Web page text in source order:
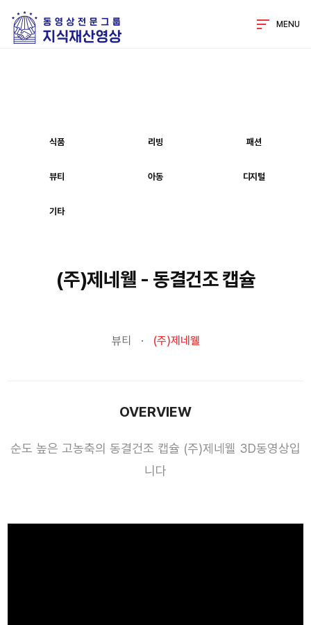
MENU
식품 리빙 패션
뷰티 아동 디지털
기타
(주)제네웰 - 동결건조 캡슐
뷰티 (주)제네웰
OVERVIEW
순도 높은 고농축의 동결건조 캡슐 (주)제네웰 3D동영상입
니다